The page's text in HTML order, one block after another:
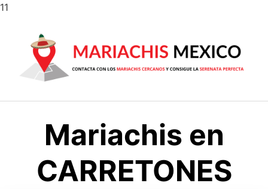
11
contenido
Mariachis en
CARRETONES